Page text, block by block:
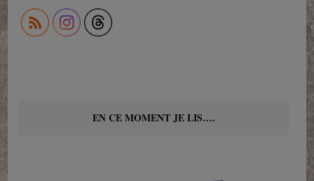
EN CE MOMENT JE LIS….